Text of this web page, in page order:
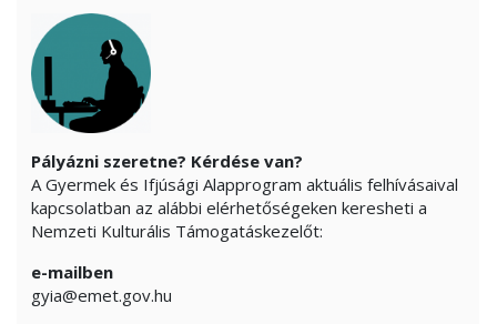
Pályázni szeretne? Kérdése van?
A Gyermek és Ifjúsági Alapprogram aktuális felhívásaival
kapcsolatban az alábbi elérhetőségeken keresheti a
Nemzeti Kulturális Támogatáskezelőt:
e-mailben
gyia@emet.gov.hu